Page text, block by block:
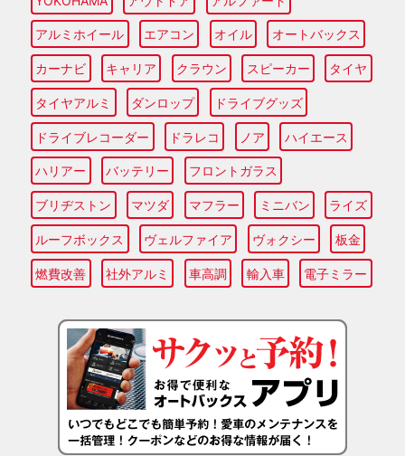
アルミホイール エアコン オイル オートバックス
カーナビ キャリア クラウン スピーカー タイヤ
タイヤアルミ ダンロップ ドライブグッズ
ドライブレコーダー ドラレコ ノア ハイエース
ハリアー バッテリー フロントガラス
ブリヂストン マツダ マフラー ミニバン ライズ
ルーフボックス ヴェルファイア ヴォクシー 板金
燃費改善 社外アルミ 車高調 輸入車 電子ミラー